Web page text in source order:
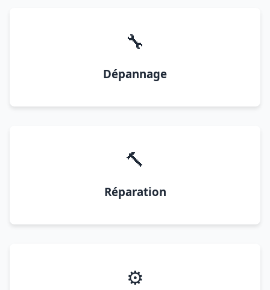
🔧
Dépannage
🔨
Réparation
⚙️